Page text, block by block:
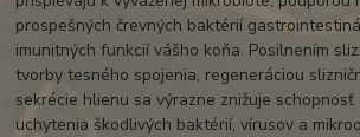
prospešných črevných baktérií
imunitných funkcií vášho koňa. Posilnením
tvorby tesného spojenia, regeneráciou
sekrécie hlienu sa výrazne znižuje
uchytenia škodlivých baktérií, vírusov a